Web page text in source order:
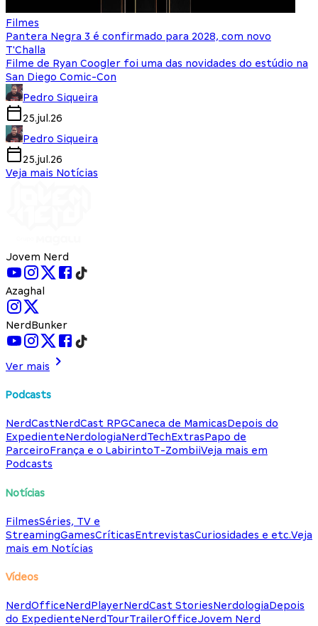
Filmes
Pantera Negra 3 é confirmado para 2028, com novo
T'Challa
Filme de Ryan Coogler foi uma das novidades do estúdio na
San Diego Comic-Con
Pedro Siqueira
25.jul.26
Pedro Siqueira
25.jul.26
Veja mais Notícias
Jovem Nerd
Azaghal
NerdBunker
Ver mais
Podcasts
NerdCastNerdCast RPGCaneca de MamicasDepois do
ExpedienteNerdologiaNerdTechExtrasPapo de
ParceiroFrança e o LabirintoT-ZombiiVeja mais em
Podcasts
Notícias
FilmesSéries, TV e
StreamingGamesCríticasEntrevistasCuriosidades e etc.Veja
mais em Notícias
Vídeos
NerdOfficeNerdPlayerNerdCast StoriesNerdologiaDepois
do ExpedienteNerdTourTrailerOfficeJovem Nerd